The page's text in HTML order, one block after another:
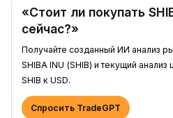
«Стоит ли покупать
сейчас?»
Получайте созданный ИИ анализ
SHIBA INU (SHIB) и текущий анализ
SHIB к USD.
Спросить TradeGPT